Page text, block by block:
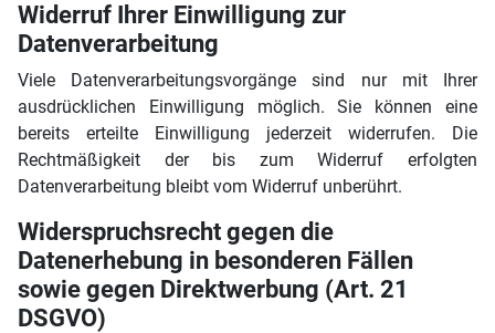
Widerruf Ihrer Einwilligung zur
Datenverarbeitung
Viele Datenverarbeitungsvorgänge sind nur mit Ihrer
ausdrücklichen Einwilligung möglich. Sie können eine
bereits erteilte Einwilligung jederzeit widerrufen. Die
Rechtmäßigkeit der bis zum Widerruf erfolgten
Datenverarbeitung bleibt vom Widerruf unberührt.
Widerspruchsrecht gegen die
Datenerhebung in besonderen Fällen
sowie gegen Direktwerbung (Art. 21
DSGVO)